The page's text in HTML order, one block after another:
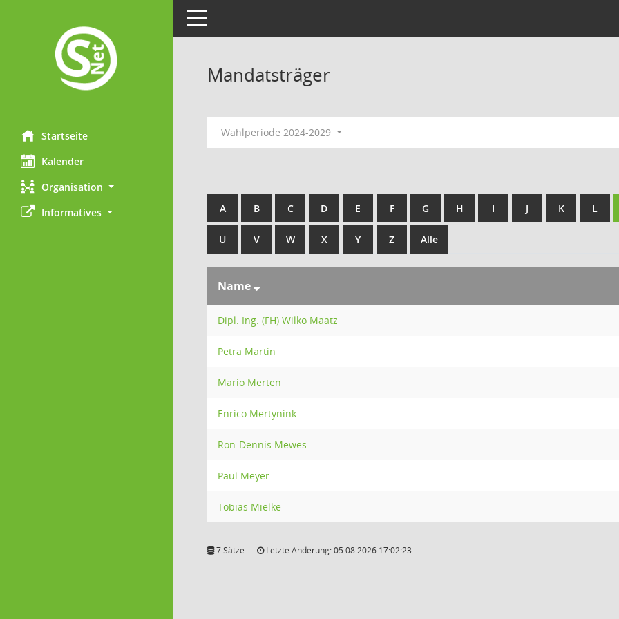
Startseite
Kalender
Organisation
Informatives
Toggle navigation
Mandatsträger
Wahlperiode 2024-2029
A B C D E F G H I J K L
U V W X Y Z Alle
Name
Dipl. Ing. (FH) Wilko Maatz
Petra Martin
Mario Merten
Enrico Mertynink
Ron-Dennis Mewes
Paul Meyer
Tobias Mielke
7 Sätze Letzte Änderung: 05.08.2026 17:02:23